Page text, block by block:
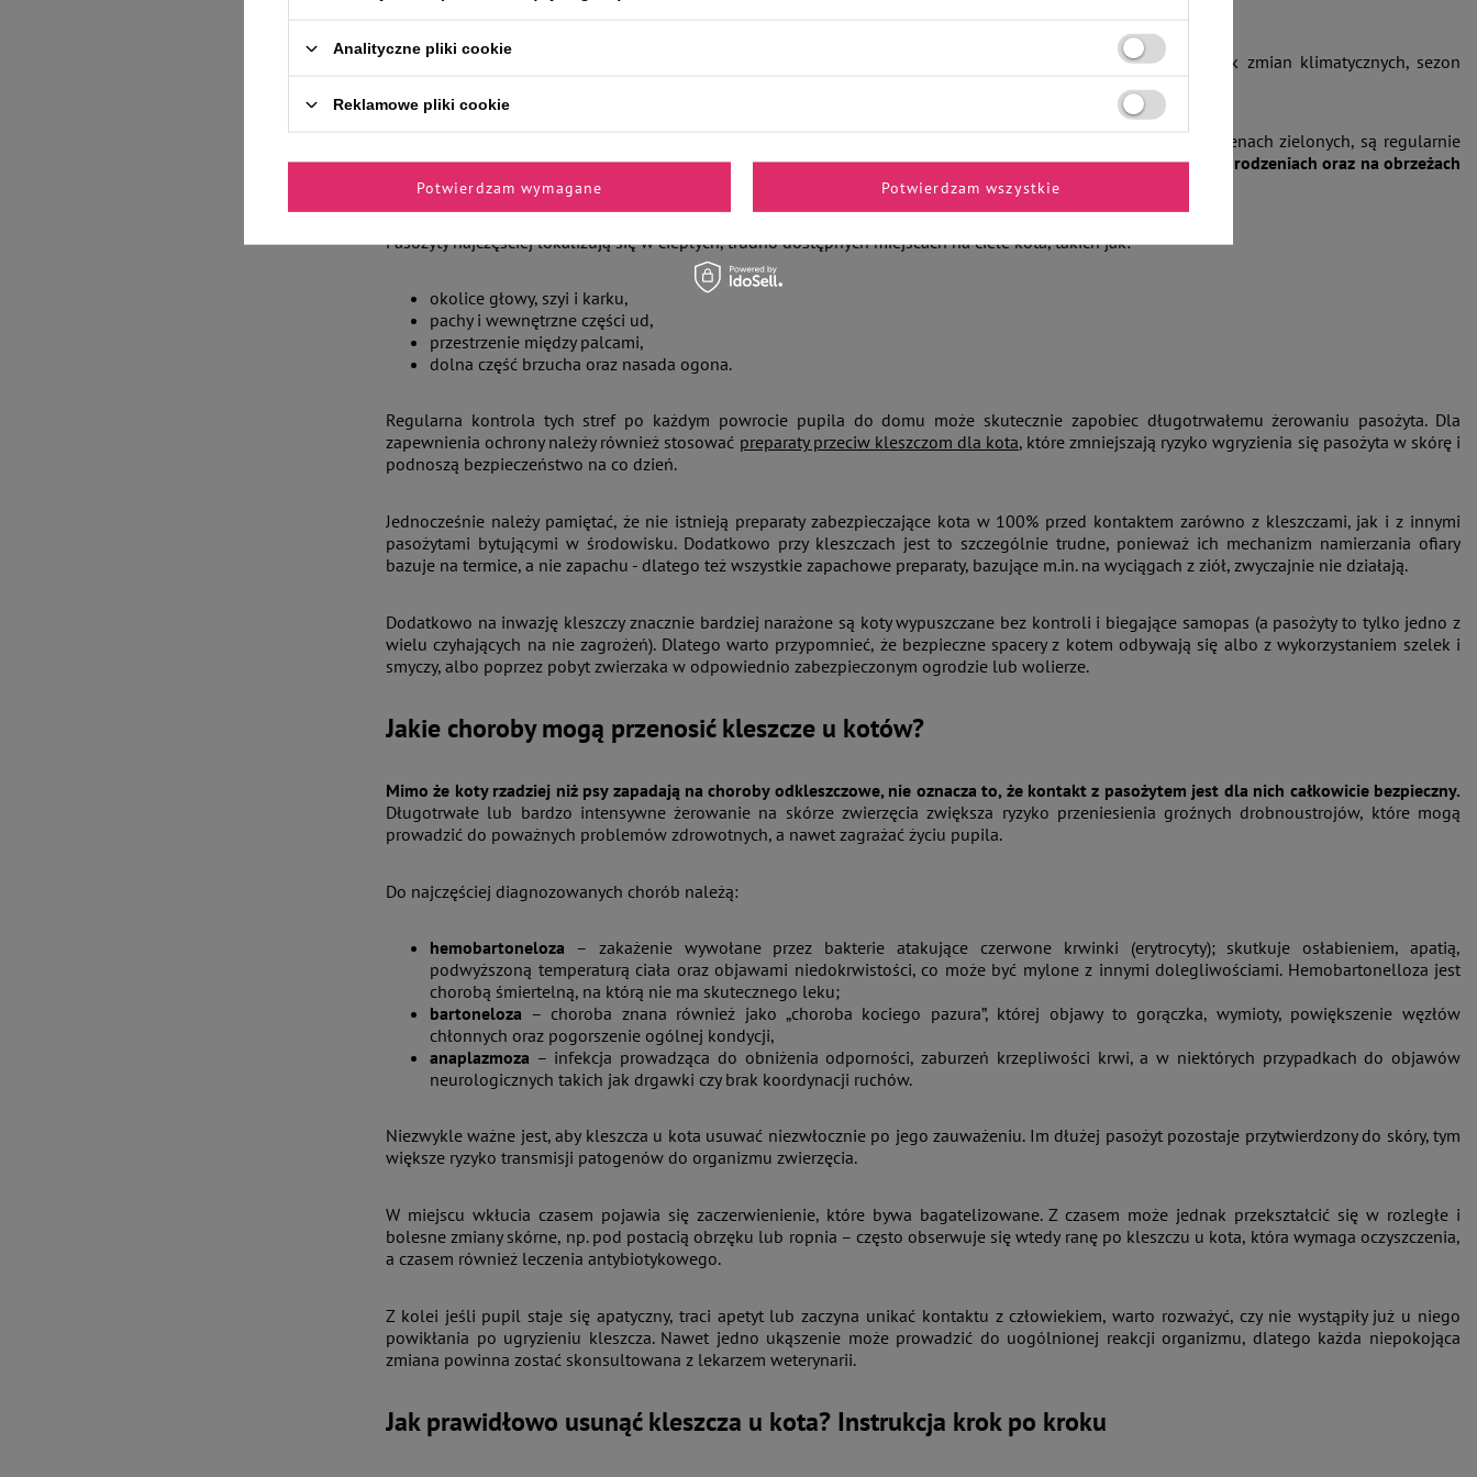
Kiedyś o problemie kleszczy mówiło się jako o zjawisku sezonowym… Jednak w ostatnich latach, na skutek zmian klimatycznych, sezon
Koty przebywające na świeżym powietrzu, szczególnie w ogrodach, na działkach czy podczas spacerów po terenach zielonych, są regularnie
narażone na kontakt z kleszczami.Największe ryzyko występuje w wysokiej trawie, podszyciu krzewów, przy ogrodzeniach oraz na obrzeżach
lasów i parków. To właśnie tam pasożyty oczekują na żywiciela, wspinając się na źdźbła traw i rośliny.
Pasożyty najczęściej lokalizują się w ciepłych, trudno dostępnych miejscach na ciele kota, takich jak:
okolice głowy, szyi i karku,
pachy i wewnętrzne części ud,
przestrzenie między palcami,
dolna część brzucha oraz nasada ogona.
Regularna kontrola tych stref po każdym powrocie pupila do domu może skutecznie zapobiec długotrwałemu żerowaniu pasożyta. Dla
zapewnienia ochrony należy również stosować preparaty przeciw kleszczom dla kota, które zmniejszają ryzyko wgryzienia się pasożyta w skórę i
podnoszą bezpieczeństwo na co dzień.
Jednocześnie należy pamiętać, że nie istnieją preparaty zabezpieczające kota w 100% przed kontaktem zarówno z kleszczami, jak i z innymi
pasożytami bytującymi w środowisku. Dodatkowo przy kleszczach jest to szczególnie trudne, ponieważ ich mechanizm namierzania ofiary
bazuje na termice, a nie zapachu - dlatego też wszystkie zapachowe preparaty, bazujące m.in. na wyciągach z ziół, zwyczajnie nie działają.
Dodatkowo na inwazję kleszczy znacznie bardziej narażone są koty wypuszczane bez kontroli i biegające samopas (a pasożyty to tylko jedno z
wielu czyhających na nie zagrożeń). Dlatego warto przypomnieć, że bezpieczne spacery z kotem odbywają się albo z wykorzystaniem szelek i
smyczy, albo poprzez pobyt zwierzaka w odpowiednio zabezpieczonym ogrodzie lub wolierze.
Jakie choroby mogą przenosić kleszcze u kotów?
Mimo że koty rzadziej niż psy zapadają na choroby odkleszczowe, nie oznacza to, że kontakt z pasożytem jest dla nich całkowicie bezpieczny.
Długotrwałe lub bardzo intensywne żerowanie na skórze zwierzęcia zwiększa ryzyko przeniesienia groźnych drobnoustrojów, które mogą
prowadzić do poważnych problemów zdrowotnych, a nawet zagrażać życiu pupila.
Do najczęściej diagnozowanych chorób należą:
hemobartoneloza – zakażenie wywołane przez bakterie atakujące czerwone krwinki (erytrocyty); skutkuje osłabieniem, apatią,
podwyższoną temperaturą ciała oraz objawami niedokrwistości, co może być mylone z innymi dolegliwościami. Hemobartonelloza jest
chorobą śmiertelną, na którą nie ma skutecznego leku;
bartoneloza – choroba znana również jako „choroba kociego pazura”, której objawy to gorączka, wymioty, powiększenie węzłów
chłonnych oraz pogorszenie ogólnej kondycji,
anaplazmoza – infekcja prowadząca do obniżenia odporności, zaburzeń krzepliwości krwi, a w niektórych przypadkach do objawów
neurologicznych takich jak drgawki czy brak koordynacji ruchów.
Niezwykle ważne jest, aby kleszcza u kota usuwać niezwłocznie po jego zauważeniu. Im dłużej pasożyt pozostaje przytwierdzony do skóry, tym
większe ryzyko transmisji patogenów do organizmu zwierzęcia.
W miejscu wkłucia czasem pojawia się zaczerwienienie, które bywa bagatelizowane. Z czasem może jednak przekształcić się w rozległe i
bolesne zmiany skórne, np. pod postacią obrzęku lub ropnia – często obserwuje się wtedy ranę po kleszczu u kota, która wymaga oczyszczenia,
a czasem również leczenia antybiotykowego.
Z kolei jeśli pupil staje się apatyczny, traci apetyt lub zaczyna unikać kontaktu z człowiekiem, warto rozważyć, czy nie wystąpiły już u niego
powikłania po ugryzieniu kleszcza. Nawet jedno ukąszenie może prowadzić do uogólnionej reakcji organizmu, dlatego każda niepokojąca
zmiana powinna zostać skonsultowana z lekarzem weterynarii.
Jak prawidłowo usunąć kleszcza u kota? Instrukcja krok po kroku
Analityczne pliki cookie
Reklamowe pliki cookie
Potwierdzam wymagane Potwierdzam wszystkie